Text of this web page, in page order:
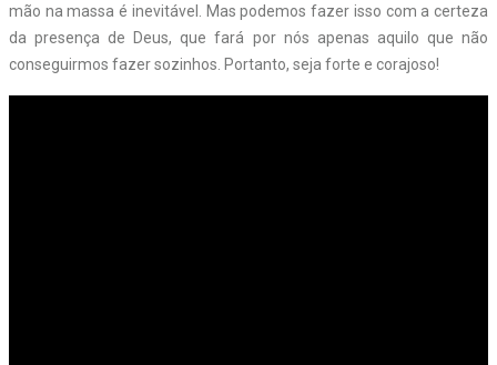
mão na massa é inevitável. Mas podemos fazer isso com a certeza
da presença de Deus, que fará por nós apenas aquilo que não
conseguirmos fazer sozinhos. Portanto, seja forte e corajoso!